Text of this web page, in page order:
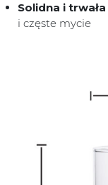
Solidna i trwała
i częste mycie